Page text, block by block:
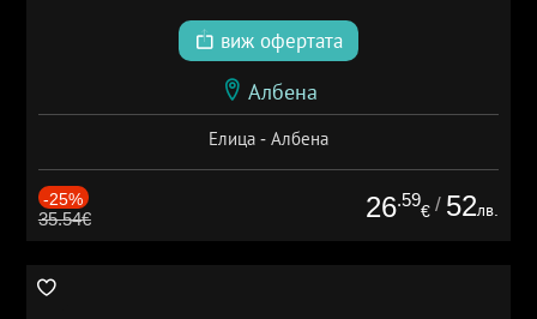
виж офертата
Албена
Елица - Албена
-25%
35.54€ 26.59
€ / 52лв.